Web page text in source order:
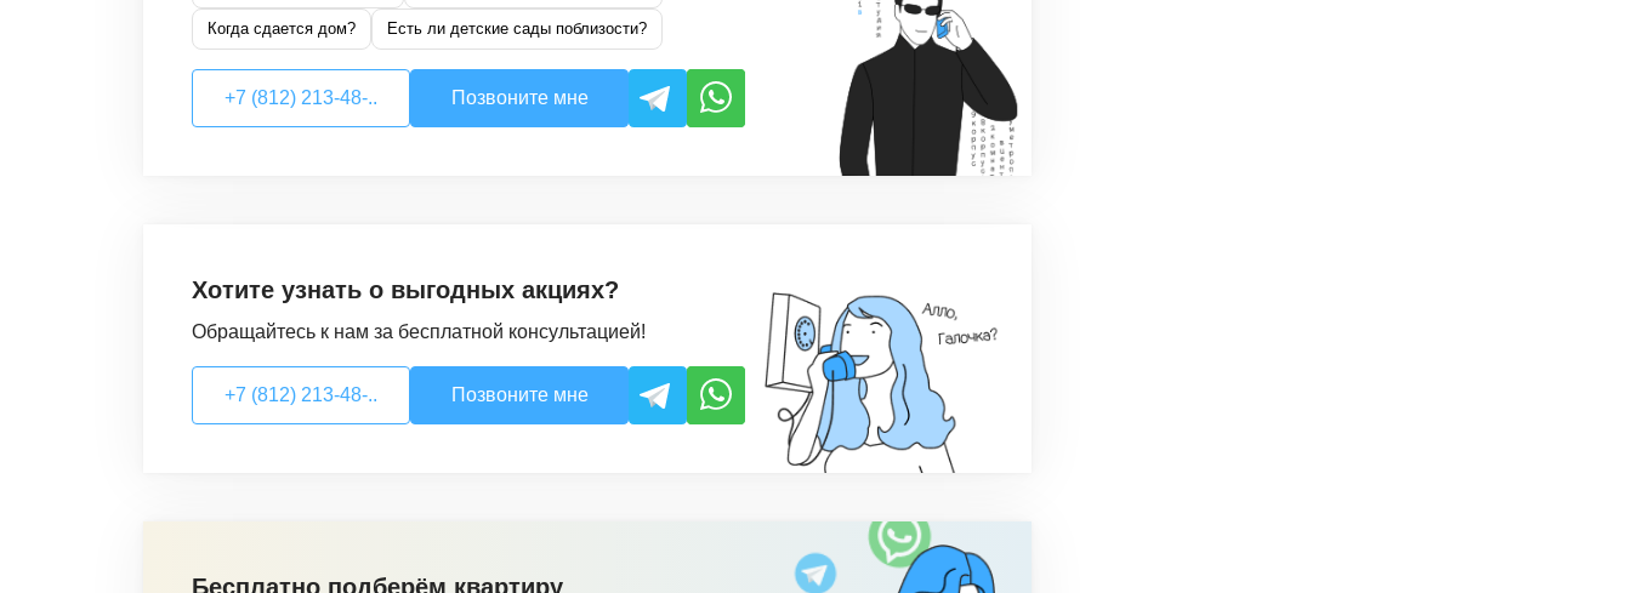
Когда сдается дом? Есть ли детские сады поблизости?
+7 (812) 213-48-.. Позвоните мне
Хотите узнать о выгодных акциях?
Обращайтесь к нам за бесплатной консультацией!
+7 (812) 213-48-.. Позвоните мне
Бесплатно подберём квартиру